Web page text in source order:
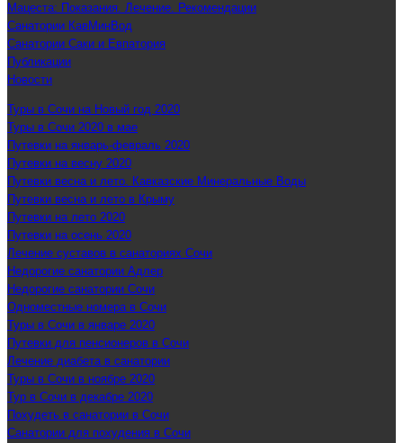
Мацеста: Показания. Лечение. Рекомендации
Санатории КавМинВод
Санатории Саки и Евпатория
Публикации
Новости
Туры в Сочи на Новый год 2020
Туры в Сочи 2020 в мае
Путевки на январь-февраль 2020
Путевки на весну 2020
Путевки весна и лето. Кавказские Минеральные Воды
Путевки весна и лето в Крыму
Путевки на лето 2020
Путевки на осень 2020
Лечение суставов в санаториях Сочи
Недорогие санатории Адлер
Недорогие санатории Сочи
Одноместные номера в Сочи
Туры в Сочи в январе 2020
Путевки для пенсионеров в Сочи
Лечение диабета в санатории
Туры в Сочи в ноябре 2020
Тур в Сочи в декабре 2020
Похудеть в санатории в Сочи
Санатории для похудения в Сочи